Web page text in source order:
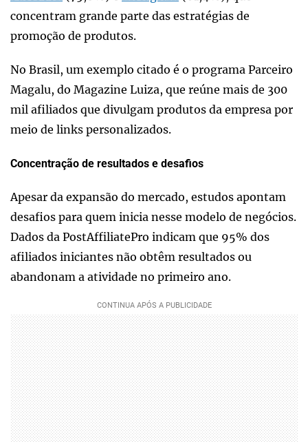
concentram grande parte das estratégias de
promoção de produtos.
No Brasil, um exemplo citado é o programa Parceiro
Magalu, do Magazine Luiza, que reúne mais de 300
mil afiliados que divulgam produtos da empresa por
meio de links personalizados.
Concentração de resultados e desafios
Apesar da expansão do mercado, estudos apontam
desafios para quem inicia nesse modelo de negócios.
Dados da PostAffiliatePro indicam que 95% dos
afiliados iniciantes não obtêm resultados ou
abandonam a atividade no primeiro ano.